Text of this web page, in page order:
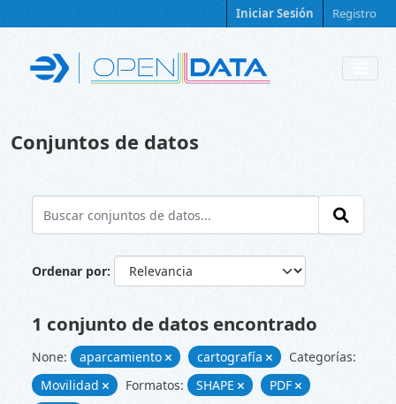
Iniciar Sesión Registro
Conjuntos de datos
Ordenar por
1 conjunto de datos encontrado
None: aparcamiento cartografía
Categorías:
Movilidad
Formatos: SHAPE
PDF